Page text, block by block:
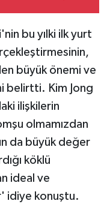
bu yılki ilk yurt
büyük önemi ve
belirtti. Kim Jong
ilişkilerin
olmamızdan
da büyük değer
köklü
ideal ve
idiye konuştu.